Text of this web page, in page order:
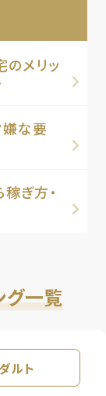
のメリッ
嫌な要
ぎ方・
グ一覧
ルト